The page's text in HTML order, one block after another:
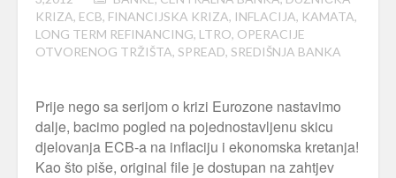
KRIZA, ECB, FINANCIJSKA KRIZA, INFLACIJA, KAMATA,
LONG TERM REFINANCING, LTRO, OPERACIJE
OTVORENOG TRŽIŠTA, SPREAD, SREDIŠNJA BANKA
Prije nego sa serijom o krizi Eurozone nastavimo
dalje, bacimo pogled na pojednostavljenu skicu
djelovanja ECB-a na inflaciju i ekonomska kretanja!
Kao što piše, original file je dostupan na zahtjev